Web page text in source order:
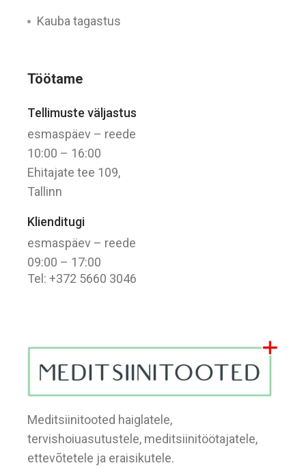
Meditsiinitooted haiglatele,
tervishoiuasutustele, meditsiinitöötajatele,
ettevõtetele ja eraisikutele.
Töötame
Tellimuste väljastus
esmaspäev – reede
10:00 – 16:00
Ehitajate tee 109,
Tallinn
Klienditugi
esmaspäev – reede
09:00 – 17:00
Tel: +372 5660 3046
Kauba tagastus